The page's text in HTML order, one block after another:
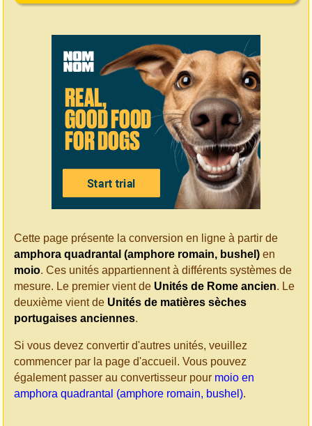
Cette page présente la conversion en ligne à partir de
amphora quadrantal (amphore romain, bushel) en
moio. Ces unités appartiennent à différents systèmes de
mesure. Le premier vient de Unités de Rome ancien. Le
deuxième vient de Unités de matières sèches
portugaises anciennes.
Si vous devez convertir d'autres unités, veuillez
commencer par la page d'accueil. Vous pouvez
également passer au convertisseur pour moio en
amphora quadrantal (amphore romain, bushel).